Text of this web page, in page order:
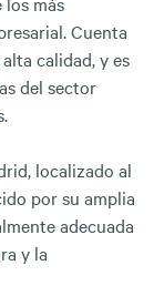
Cuenta
calidad, y es
del sector
localizado al
por su amplia
adecuada
y la